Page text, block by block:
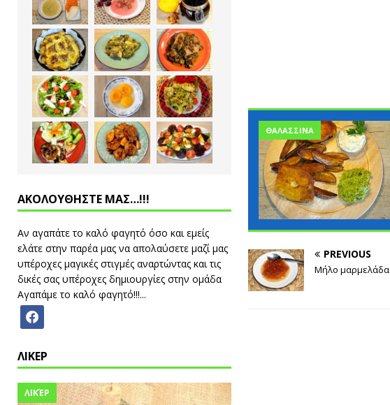
ΘΑΛΑΣΣΙΝΑ
PREVIOUS
Μήλο μαρμελάδα
ΑΚΟΛΟΥΘΗΣΤΕ ΜΑΣ…!!!
Αν αγαπάτε το καλό φαγητό όσο και εμείς
ελάτε στην παρέα μας να απολαύσετε μαζί μας
υπέροχες μαγικές στιγμές αναρτώντας και τις
δικές σας υπέροχες δημιουργίες στην ομάδα
Αγαπάμε το καλό φαγητό!!!...
ΛΙΚΕΡ
ΛΙΚΈΡ